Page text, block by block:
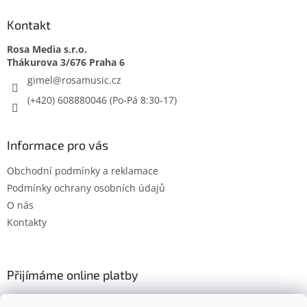
Kontakt
Rosa Media s.r.o.
gimel@rosamusic.cz
(+420) 608880046
Informace pro vás
Obchodní podmínky a reklamace
Podmínky ochrany osobních údajů
O nás
Kontakty
Přijímáme online platby